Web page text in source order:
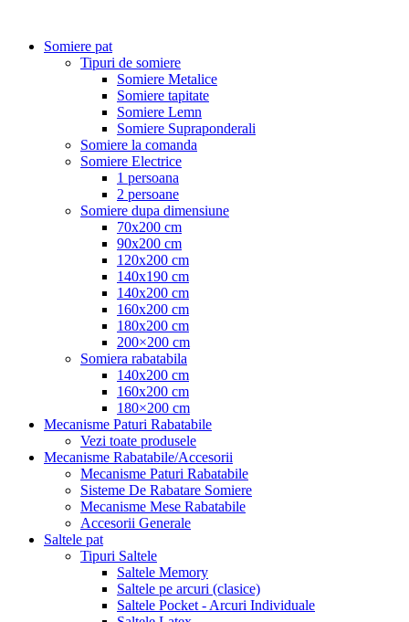
Somiere pat
Tipuri de somiere
Somiere Metalice
Somiere tapitate
Somiere Lemn
Somiere Supraponderali
Somiere la comanda
Somiere Electrice
1 persoana
2 persoane
Somiere dupa dimensiune
70x200 cm
90x200 cm
120x200 cm
140x190 cm
140x200 cm
160x200 cm
180x200 cm
200×200 cm
Somiera rabatabila
140x200 cm
160x200 cm
180×200 cm
Mecanisme Paturi Rabatabile
Vezi toate produsele
Mecanisme Rabatabile/Accesorii
Mecanisme Paturi Rabatabile
Sisteme De Rabatare Somiere
Mecanisme Mese Rabatabile
Accesorii Generale
Saltele pat
Tipuri Saltele
Saltele Memory
Saltele pe arcuri (clasice)
Saltele Pocket - Arcuri Individuale